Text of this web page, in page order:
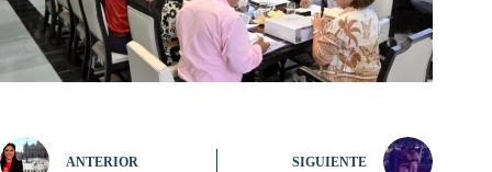
ANTERIOR SIGUIENTE